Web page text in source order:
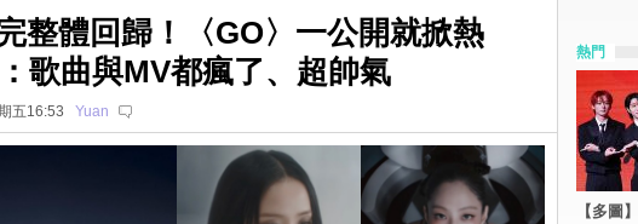
整體回歸！〈GO〉一公開就掀熱
歌曲與MV都瘋了、超帥氣
五16:53 Yuan
熱門
【多圖